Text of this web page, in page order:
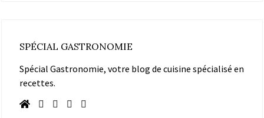
SPÉCIAL GASTRONOMIE
Spécial Gastronomie, votre blog de cuisine spécialisé en
recettes.